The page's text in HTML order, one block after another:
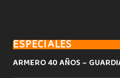
ESPECIALES
ARMERO 40 AÑOS –